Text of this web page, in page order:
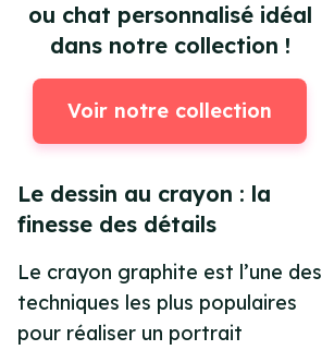
ou chat personnalisé idéal
dans notre collection !
Voir notre collection
Le dessin au crayon : la
finesse des détails
Le crayon graphite est l’une des
techniques les plus populaires
pour réaliser un portrait